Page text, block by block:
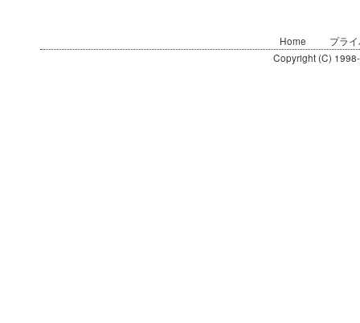
Home
プラ
Copyright (C)